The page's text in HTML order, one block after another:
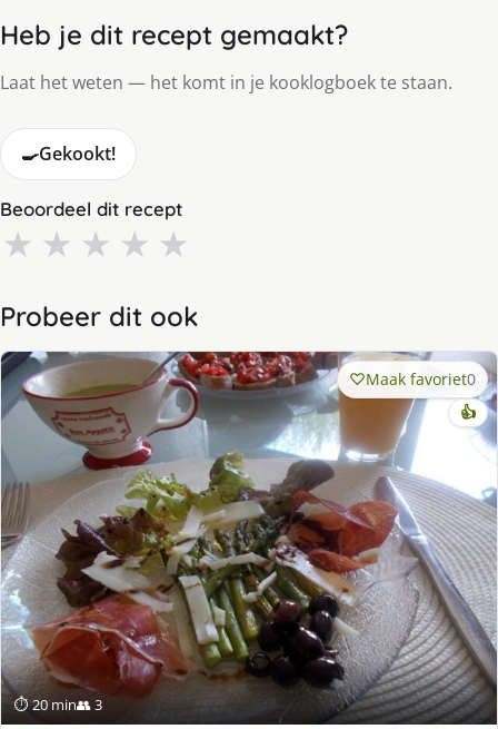
Heb je dit recept gemaakt?
Laat het weten — het komt in je kooklogboek te staan.
🍳Gekookt!
Beoordeel dit recept
★ ★ ★ ★ ★
Probeer dit ook
⏱ 20 min👥 3
Maak favoriet0
👍